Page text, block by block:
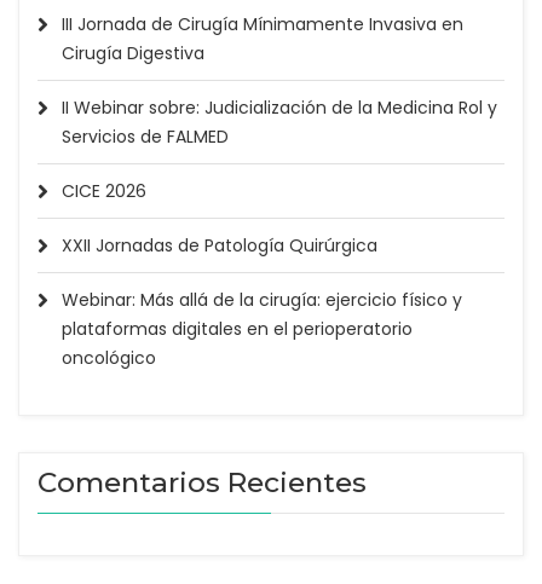
III Jornada de Cirugía Mínimamente Invasiva en
Cirugía Digestiva
II Webinar sobre: Judicialización de la Medicina Rol y
Servicios de FALMED
CICE 2026
XXII Jornadas de Patología Quirúrgica
Webinar: Más allá de la cirugía: ejercicio físico y
plataformas digitales en el perioperatorio
oncológico
Comentarios Recientes